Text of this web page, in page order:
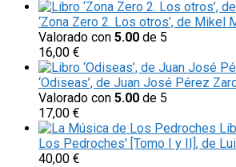
‘Zona Zero 2. Los otros’, de Mikel
Valorado con 5.00 de 5
16,00 €
‘Odiseas’, de Juan José Pérez
Valorado con 5.00 de 5
17,00 €
Los Pedroches' [Tomo I y II], de
40,00 €